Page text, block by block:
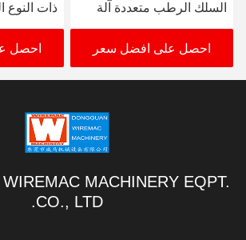
ذات النوع الرطب المستقيم
مع محفز عبر الإنترنت
احصل على افضل سعر
مقطوعات
الألومنيوم
احصل
MACHINERY EQPT.
CO., LTD.